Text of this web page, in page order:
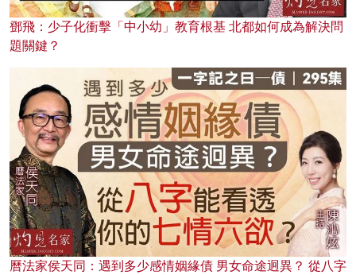
鄧飛：少子化衝擊「中小幼」教育根基 北都如何成為解決問
題關鍵？
曆法家侯天同：遇到多少感情姻緣債 男女命途迥異？ 從八字